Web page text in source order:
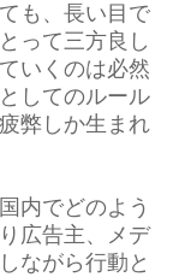
も、長い目で
って三方良し
いくのは必然
してのルール
弊しか生まれ
内でどのよう
広告主、メデ
ながら行動と